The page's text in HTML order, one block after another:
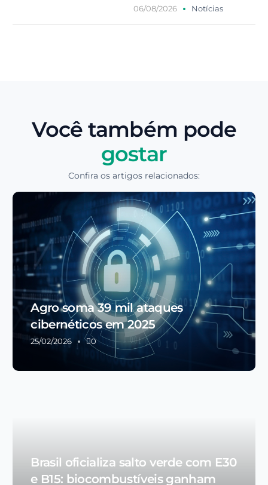
06/08/2026 Notícias
Você também pode
gostar
Confira os artigos relacionados:
Agro soma 39 mil ataques
cibernéticos em 2025
25/02/2026 0
Brasil oficializa salto verde com E30
e B15: biocombustíveis ganham